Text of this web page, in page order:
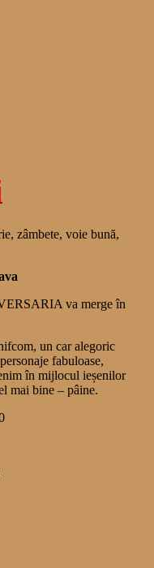
zâmbete, voie bună,
va merge în
un car alegoric
fabuloase,
în mijlocul ieșenilor
mai bine – pâine.